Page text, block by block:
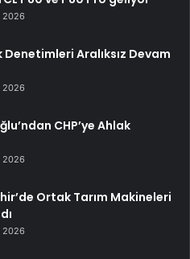
2026
Denetimleri Aralıksız Devam
2026
CHP’ye Ahlak
2026
Ortak Tarım Makineleri
2026